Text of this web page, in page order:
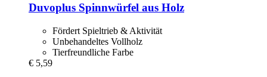
Duvoplus Spinnwürfel aus Holz
Fördert Spieltrieb & Aktivität
Unbehandeltes Vollholz
Tierfreundliche Farbe
€ 5,59